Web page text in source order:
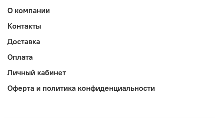
О компании
Контакты
Доставка
Оплата
Личный кабинет
Оферта и политика конфиденциальности